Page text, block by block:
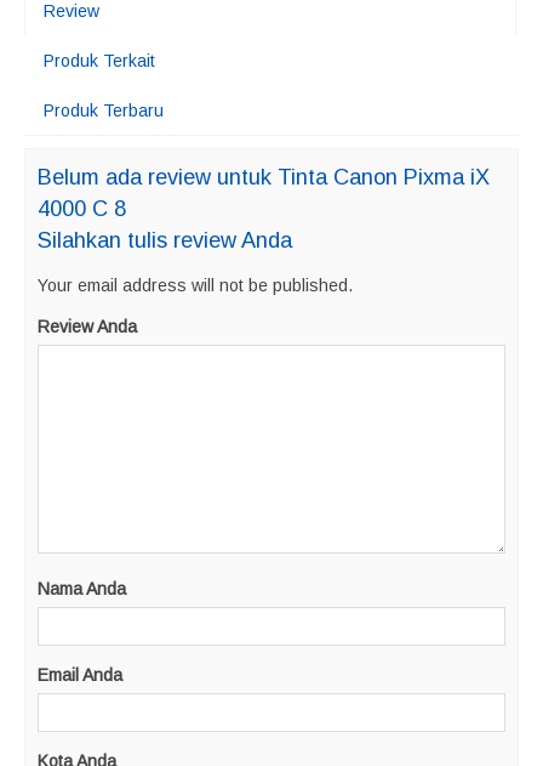
Review
Produk Terkait
Produk Terbaru
Belum ada review untuk Tinta Canon Pixma iX
4000 C 8
Silahkan tulis review Anda
Your email address will not be published.
Review Anda
Nama Anda
Email Anda
Kota Anda